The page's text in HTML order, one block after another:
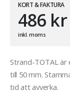
KORT & FAKTURA
486 kr
inkl. moms
Strand-TOTAL är
till 50 mm.
tid att avverka.